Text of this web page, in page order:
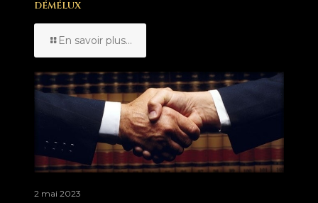
DÉMÉLUX
En savoir plus...
2 mai 2023